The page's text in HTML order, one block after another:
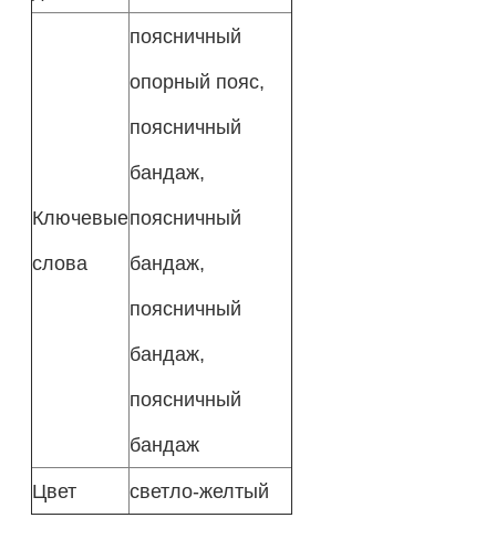
Ключевые
слова
поясничный
опорный пояс,
поясничный
бандаж,
поясничный
бандаж,
поясничный
бандаж,
поясничный
бандаж
Цвет
светло-желтый